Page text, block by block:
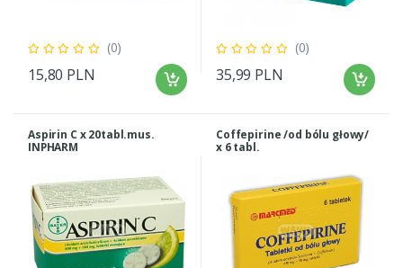
(0)
15,80 PLN
(0)
35,99 PLN
Aspirin C x 20tabl.mus.
INPHARM
Coffepirine /od bólu głowy/
x 6 tabl.